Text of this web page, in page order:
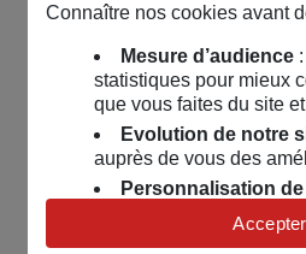
Connaître nos cookies avant
Mesure d’audience:
statistiques pour mieux
que vous faites du site
Evolution de notre
auprès de vous des
Personnalisation
nous servons de
contenus et
Accepter